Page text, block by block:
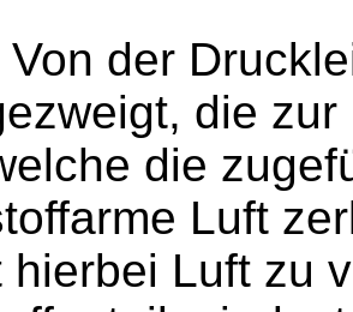
Von der
die
die
Luft
hierbei Luft zu